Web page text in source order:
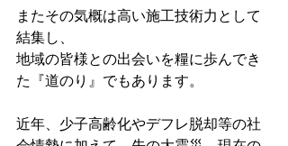
またその気概は高い施工技術力として
結集し、
地域の皆様との出会いを糧に歩んでき
た『道のり』でもあります。
近年、少子高齢化やデフレ脱却等の社